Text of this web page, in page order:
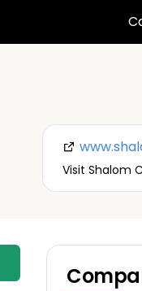
Visit Shalom